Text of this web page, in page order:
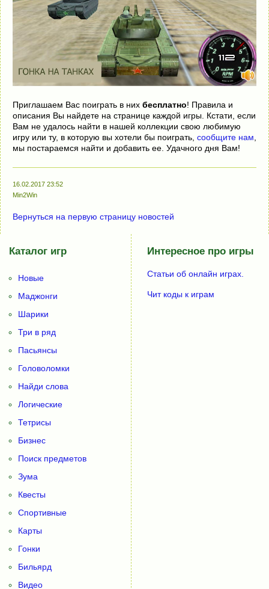
Приглашаем Вас поиграть в них бесплатно! Правила и
описания Вы найдете на странице каждой игры. Кстати, если
Вам не удалось найти в нашей коллекции свою любимую
игру или ту, в которую вы хотели бы поиграть, сообщите нам,
мы постараемся найти и добавить ее. Удачного дня Вам!
16.02.2017 23:52
Min2Win
Вернуться на первую страницу новостей
Каталог игр
Новые
Маджонги
Шарики
Три в ряд
Пасьянсы
Головоломки
Найди слова
Логические
Тетрисы
Бизнес
Поиск предметов
Зума
Квесты
Спортивные
Карты
Гонки
Бильярд
Видео
Интересное про игры
Статьи об онлайн играх.
Чит коды к играм